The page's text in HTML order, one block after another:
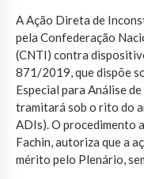
A Ação Direta de
pela Confederação
(CNTI) contra
871/2019, que dispõe
Especial para Análise
tramitará sob o rito do
ADIs). O procedimento
Fachin, autoriza que a
mérito pelo Plenário,